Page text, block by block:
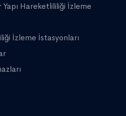
Yapı Hareketlililiği İzleme
İzleme İstasyonları